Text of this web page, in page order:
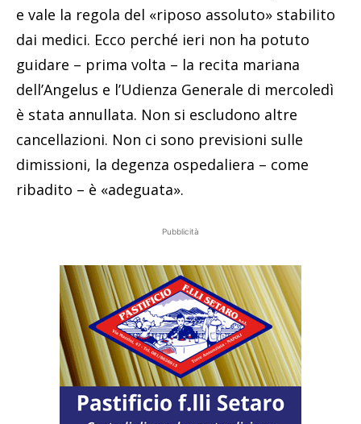
e vale la regola del «riposo assoluto» stabilito
dai medici. Ecco perché ieri non ha potuto
guidare – prima volta – la recita mariana
dell’Angelus e l’Udienza Generale di mercoledì
è stata annullata. Non si escludono altre
cancellazioni. Non ci sono previsioni sulle
dimissioni, la degenza ospedaliera – come
ribadito – è «adeguata».
Pubblicità